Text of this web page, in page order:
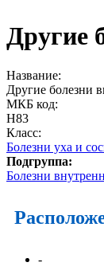
Другие
Название:
Другие болезни
МКБ код:
H83
Класс:
Болезни уха и
Подгруппа:
Болезни
-